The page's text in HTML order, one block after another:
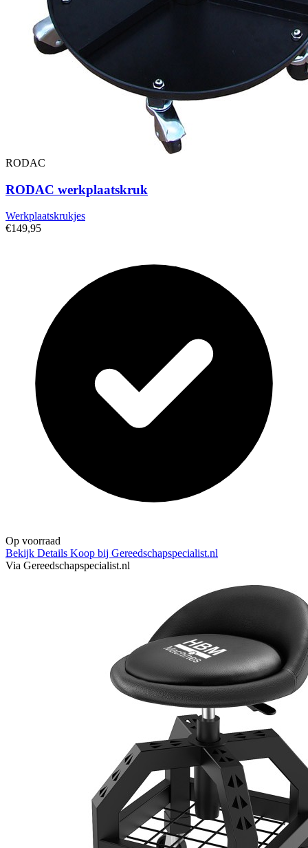
RODAC
RODAC werkplaatskruk
Werkplaatskrukjes
€149,95
Op voorraad
Bekijk Details Koop bij Gereedschapspecialist.nl
Via Gereedschapspecialist.nl